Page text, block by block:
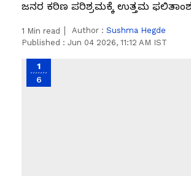
ಜನರ ಕಠಿಣ ಪರಿಶ್ರಮಕ್ಕೆ ಉತ್ತಮ
1 Min read Author : Sushma Hegde
Published : Jun 04 2026, 11:12 AM IST
1
6